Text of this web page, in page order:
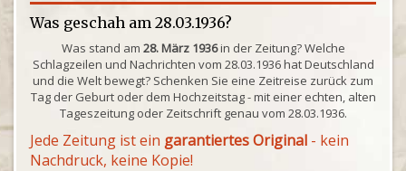
Was geschah am 28.03.1936?
Was stand am 28. März 1936in der Zeitung? Welche
Schlagzeilen und Nachrichten vom 28.03.1936 hat Deutschland
und die Welt bewegt? Schenken Sie eine Zeitreise zurück zum
Tag der Geburt oder dem Hochzeitstag - mit einer echten, alten
Tageszeitung oder Zeitschrift genau vom 28.03.1936.
Jede Zeitung ist ein garantiertes Original - kein
Nachdruck, keine Kopie!